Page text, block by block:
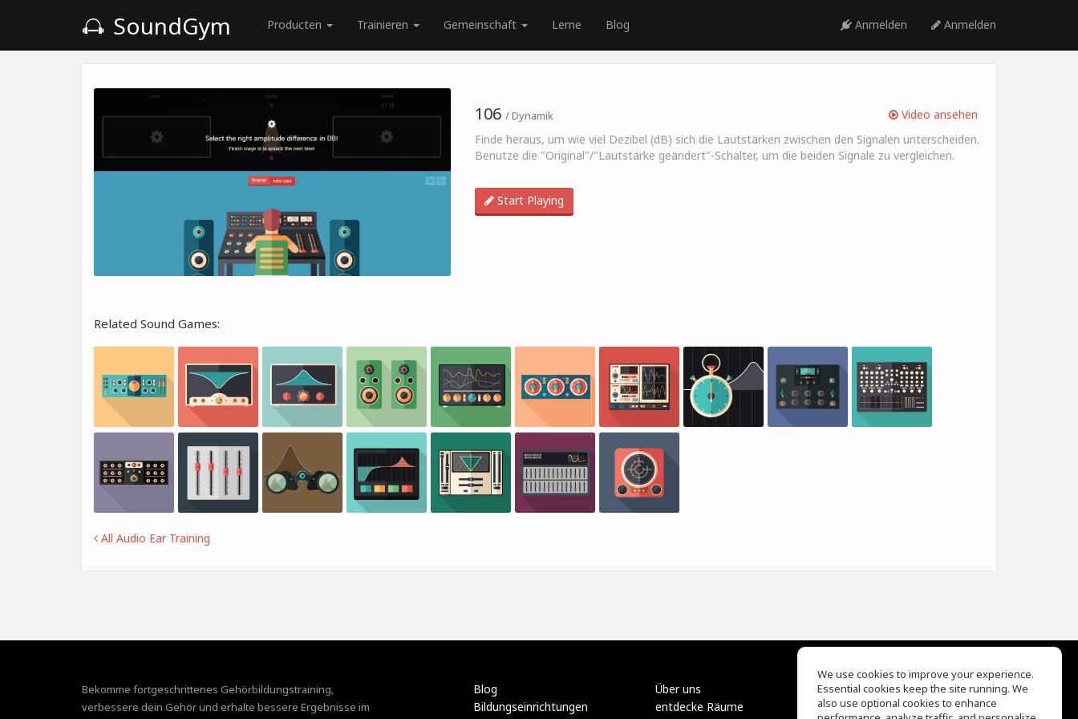
SoundGym Producten Trainieren Gemeinschaft Lerne Blog Anmelden Anmelden
Video ansehen
106 / Dynamik
Finde heraus, um wie viel Dezibel (dB) sich die Lautstärken zwischen den Signalen unterscheiden.
Benutze die "Original"/"Lautstärke geändert"-Schalter, um die beiden Signale zu vergleichen.
Start Playing
Related Sound Games:
All Audio Ear Training
Bekomme fortgeschrittenes Gehörbildungstraining,
verbessere dein Gehör und erhalte bessere Ergebnisse im
Blog
Bildungseinrichtungen
Über uns
entdecke Räume
EQ Ear Training
Drum Machine
We use cookies to improve your experience.
Essential cookies keep the site running. We
also use optional cookies to enhance